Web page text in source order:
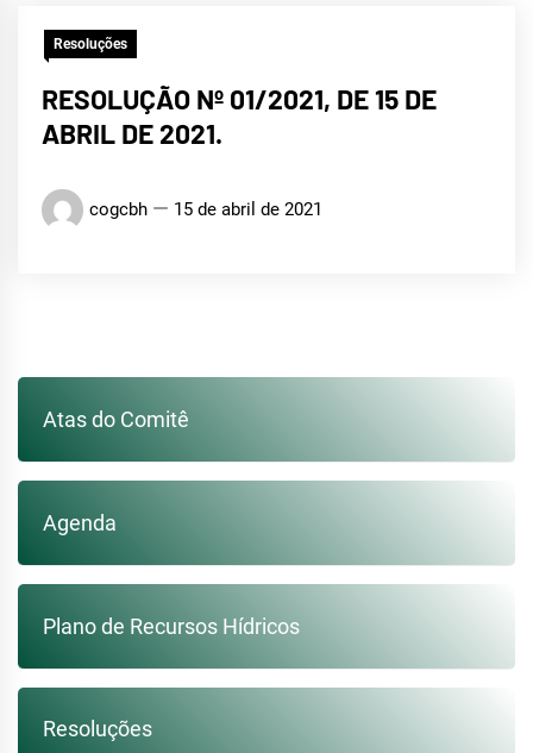
Resoluções
RESOLUÇÃO Nº 01/2021, DE 15 DE
ABRIL DE 2021.
cogcbh 15 de abril de 2021
Atas do Comitê
Agenda
Plano de Recursos Hídricos
Resoluções